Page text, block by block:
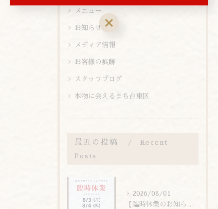
メニュー
お知らせ
メディア情報
お客様の痕跡
スタッフブログ
本物に会えるまち台東区
最近の投稿 Recent
Posts
2026/08/01